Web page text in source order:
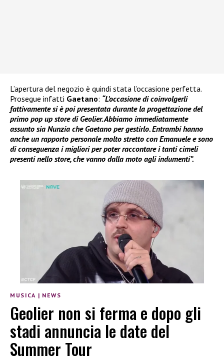
L’apertura del negozio è quindi stata l’occasione perfetta.
Prosegue infatti Gaetano: “L’occasione di coinvolgerli
fattivamente si è poi presentata durante la progettazione del
primo pop up store di Geolier. Abbiamo immediatamente
assunto sia Nunzia che Gaetano per gestirlo. Entrambi hanno
anche un rapporto personale molto stretto con Emanuele e sono
di conseguenza i migliori per poter raccontare i tanti cimeli
presenti nello store, che vanno dalla moto agli indumenti”.
MUSICA | NEWS
Geolier non si ferma e dopo gli
stadi annuncia le date del
Summer Tour